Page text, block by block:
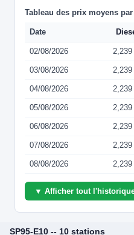
Tableau des prix moyens
Date
02/08/2026 2,239
03/08/2026 2,239
04/08/2026 2,239
05/08/2026 2,239
06/08/2026 2,239
07/08/2026 2,239
08/08/2026 2,239
▼ Afficher tout
SP95-E10 -- 10 stations